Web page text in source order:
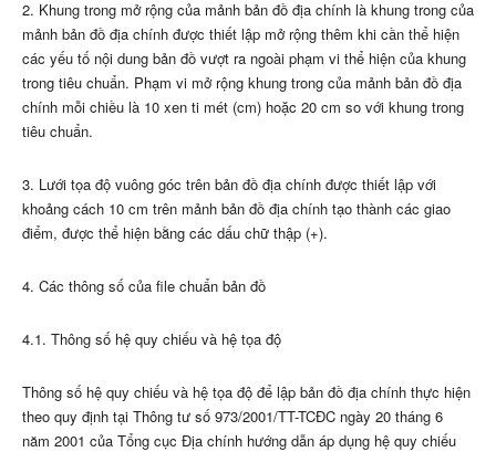
2. Khung trong mở rộng của mảnh bản đồ địa chính là khung trong của
mảnh bản đồ địa chính được thiết lập mở rộng thêm khi cần thể hiện
các yếu tố nội dung bản đồ vượt ra ngoài phạm vi thể hiện của khung
trong tiêu chuẩn. Phạm vi mở rộng khung trong của mảnh bản đồ địa
chính mỗi chiều là 10 xen ti mét (cm) hoặc 20 cm so với khung trong
tiêu chuẩn.
3. Lưới tọa độ vuông góc trên bản đồ địa chính được thiết lập với
khoảng cách 10 cm trên mảnh bản đồ địa chính tạo thành các giao
điểm, được thể hiện bằng các dấu chữ thập (+).
4. Các thông số của file chuẩn bản đồ
4.1. Thông số hệ quy chiếu và hệ tọa độ
Thông số hệ quy chiếu và hệ tọa độ để lập bản đồ địa chính thực hiện
theo quy định tại Thông tư số 973/2001/TT-TCĐC ngày 20 tháng 6
năm 2001 của Tổng cục Địa chính hướng dẫn áp dụng hệ quy chiếu